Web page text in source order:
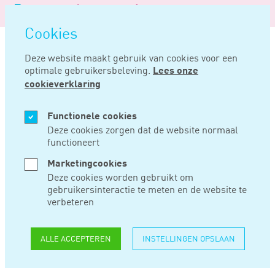
overslaan
Cookies
Deze website maakt gebruik van cookies voor een
optimale gebruikersbeleving. Lees onze
cookieverklaring
Functionele cookies
Deze cookies zorgen dat de website normaal
functioneert
Marketingcookies
Deze cookies worden gebruikt om
gebruikersinteractie te meten en de website te
verbeteren
ALLE ACCEPTEREN INSTELLINGEN OPSLAAN
Logo
Noord
Negentig
Home Nieuws
MRT 31, 2020
AVG TIJDELIJK
LAGERE PRIORITEIT
DOOR
CORONACRISIS